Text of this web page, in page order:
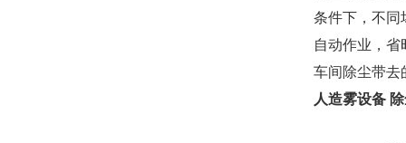
条件下，不同
自动作业，
车间除尘带去
人造雾设备